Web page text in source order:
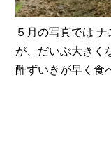
５月の写真では
が、だいぶ大きく
酢ずいきが早く食